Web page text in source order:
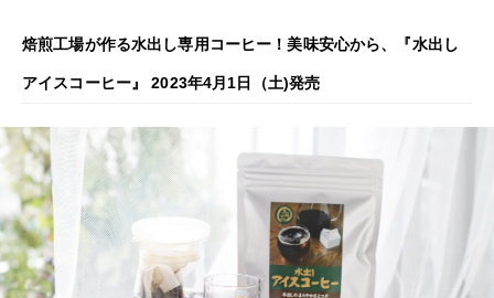
焙煎工場が作る水出し専用コーヒー！美味安心から、『水出し
アイスコーヒー』 2023年4月1日（土)発売